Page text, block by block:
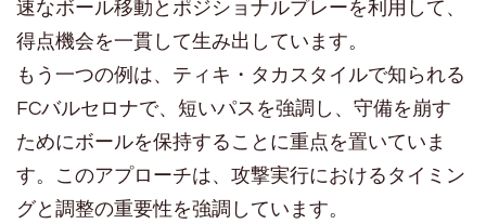
速なボール移動とポジショナルプレーを利用して、
得点機会を一貫して生み出しています。
もう一つの例は、ティキ・タカスタイルで知られる
FCバルセロナで、短いパスを強調し、守備を崩す
ためにボールを保持することに重点を置いていま
す。このアプローチは、攻撃実行におけるタイミン
グと調整の重要性を強調しています。